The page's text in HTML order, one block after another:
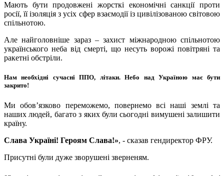
Мають бути продовжені жорсткі економічні санкції проти
росії, її ізоляція з усіх сфер взаємодії із цивілізованою світовою
спільнотою.
Але найголовніше зараз – захист міжнародною спільнотою
українського неба від смерті, що несуть ворожі повітряні та
ракетні обстріли.
Нам необхідні сучасні ППО, літаки. Небо над Україною має бути
закрито!
Ми обов’язково переможемо, повернемо всі наші землі та
наших людей, багато з яких були сьогодні вимушені залишити
країну.
Слава Україні! Героям Cлава!», - сказав гендиректор ФРУ.
Присутні були дуже зворушені зверненям.